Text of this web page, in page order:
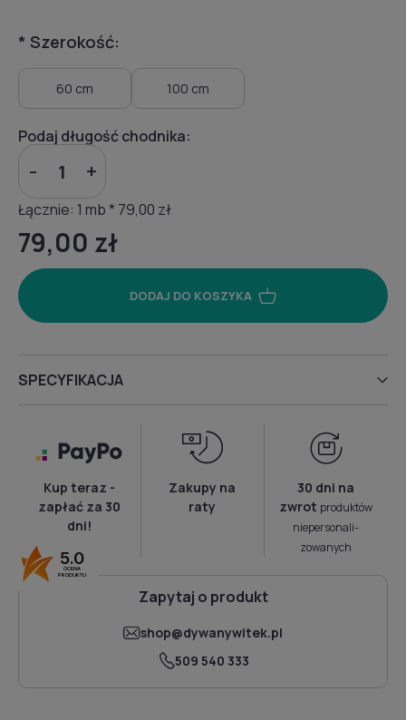
* Szerokość:
60 cm 100 cm
Podaj długość chodnika:
- +
Łącznie: 1 mb * 79,00 zł
79,00 zł
DODAJ DO KOSZYKA
SPECYFIKACJA
Kup teraz -
zapłać za 30
dni!
Zakupy na
raty
30 dni na
zwrot produktów
niepersonali­
zowanych
Zapytaj o produkt
shop@dywanywitek.pl
509 540 333
5.0
OCENA
PRODUKTU